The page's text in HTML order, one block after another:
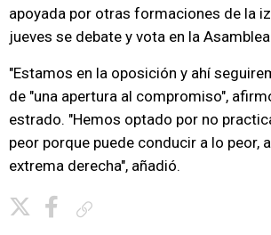
apoyada por otras formaciones de la
jueves se debate y vota en la
"Estamos en la oposición y ahí
de "una apertura al compromiso",
estrado. "Hemos optado por no
peor porque puede conducir a lo peor,
extrema derecha", añadió.